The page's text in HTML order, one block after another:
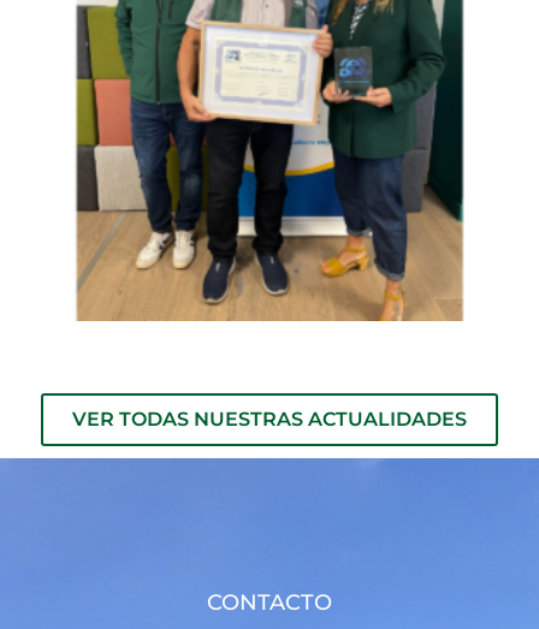
VER TODAS NUESTRAS ACTUALIDADES
CONTACTO